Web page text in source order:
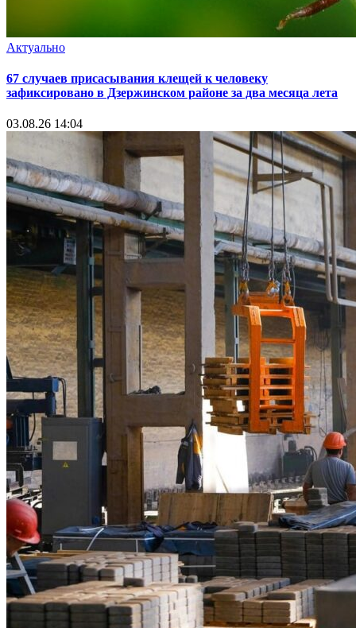
Актуально
67 случаев присасывания клещей к человеку
зафиксировано в Дзержинском районе за два месяца лета
03.08.26 14:04